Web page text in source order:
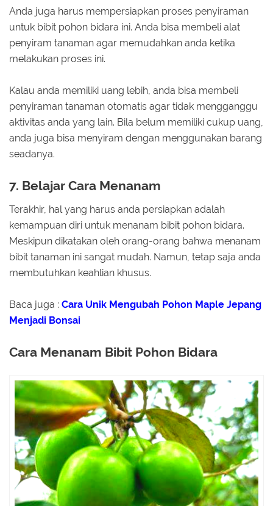
Anda juga harus mempersiapkan proses penyiraman
untuk bibit pohon bidara ini. Anda bisa membeli alat
penyiram tanaman agar memudahkan anda ketika
melakukan proses ini.
Kalau anda memiliki uang lebih, anda bisa membeli
penyiraman tanaman otomatis agar tidak mengganggu
aktivitas anda yang lain. Bila belum memiliki cukup uang,
anda juga bisa menyiram dengan menggunakan barang
seadanya.
7. Belajar Cara Menanam
Terakhir, hal yang harus anda persiapkan adalah
kemampuan diri untuk menanam bibit pohon bidara.
Meskipun dikatakan oleh orang-orang bahwa menanam
bibit tanaman ini sangat mudah. Namun, tetap saja anda
membutuhkan keahlian khusus.
Baca juga : Cara Unik Mengubah Pohon Maple Jepang
Menjadi Bonsai
Cara Menanam Bibit Pohon Bidara